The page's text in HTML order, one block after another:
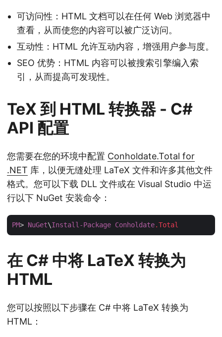
可访问性：HTML 文档可以在任何 Web 浏览器中
查看，从而使您的内容可以被广泛访问。
互动性：HTML 允许互动内容，增强用户参与度。
SEO 优势：HTML 内容可以被搜索引擎编入索
引，从而提高可发现性。
TeX 到 HTML 转换器 - C#
API 配置
您需要在您的环境中配置 Conholdate.Total for
.NET 库，以便无缝处理 LaTeX 文件和许多其他文件
格式。您可以下载 DLL 文件或在 Visual Studio 中运
行以下 NuGet 安装命令：
PM> NuGet\Install-Package Conholdate.Total
在 C# 中将 LaTeX 转换为
HTML
您可以按照以下步骤在 C# 中将 LaTeX 转换为
HTML：